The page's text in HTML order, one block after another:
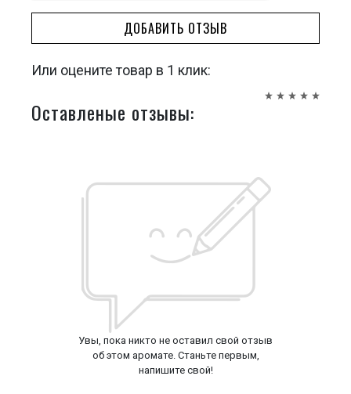
ДОБАВИТЬ ОТЗЫВ
Или оцените товар в 1 клик:
Оставленые отзывы:
Увы, пока никто не оставил свой отзыв
об этом аромате. Станьте первым,
напишите свой!